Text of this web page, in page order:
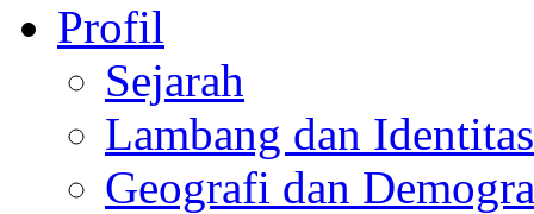
Profil
Sejarah
Lambang dan Identitas
Geografi dan